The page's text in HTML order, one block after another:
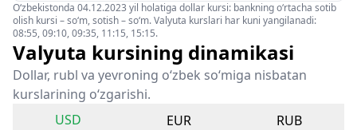
O‘zbekistonda 04.12.2023 yil holatiga dollar kursi: bankning o‘rtacha sotib
olish kursi – so‘m, sotish – so‘m. Valyuta kurslari har kuni yangilanadi:
08:55, 09:10, 09:35, 11:15, 15:15.
Valyuta kursining dinamikasi
Dollar, rubl va yevroning o‘zbek so‘miga nisbatan
kurslarining o‘zgarishi.
USD
EUR RUB